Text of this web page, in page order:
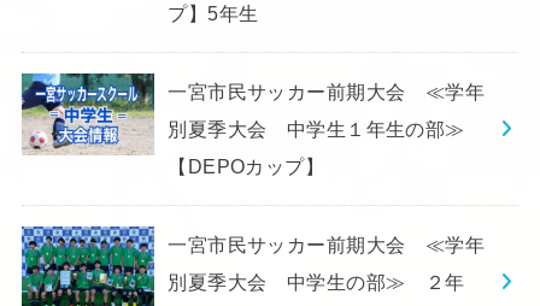
プ】5年生
一宮市民サッカー前期大会 ≪学年
別夏季大会 中学生１年生の部≫
【DEPOカップ】
一宮市民サッカー前期大会 ≪学年
別夏季大会 中学生の部≫ ２年